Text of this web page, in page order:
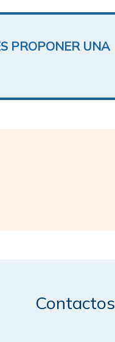
PROPONER UNA
Contactos